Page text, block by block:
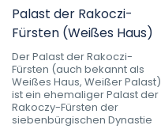
Palast der Rakoczi-
Fürsten (Weißes Haus)
Der Palast der Rakoczi-
Fürsten (auch bekannt als
Weißes Haus, Weißer Palast)
ist ein ehemaliger Palast der
Rakoczy-Fürsten der
siebenbürgischen Dynastie